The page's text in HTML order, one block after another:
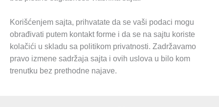
Korišćenjem sajta, prihvatate da se vaši podaci mogu
obrađivati putem kontakt forme i da se na sajtu koriste
kolačići u skladu sa politikom privatnosti. Zadržavamo
pravo izmene sadržaja sajta i ovih uslova u bilo kom
trenutku bez prethodne najave.